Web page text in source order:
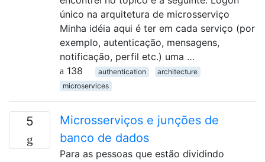
único na arquitetura de microsserviço
Minha idéia aqui é ter em cada serviço (por
exemplo, autenticação, mensagens,
notificação, perfil etc.) uma …
138
authentication
architecture
microservices
5
Microsserviços e junções de
banco de dados
Para as pessoas que estão dividindo